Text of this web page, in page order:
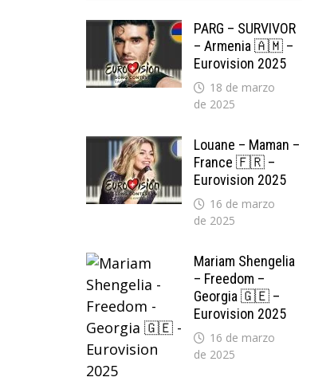
PARG – SURVIVOR
– Armenia 🇦🇲 –
Eurovision 2025
18 de marzo
de 2025
Louane – Maman –
France 🇫🇷 –
Eurovision 2025
16 de marzo
de 2025
Mariam Shengelia
– Freedom –
Georgia 🇬🇪 –
Eurovision 2025
16 de marzo
de 2025